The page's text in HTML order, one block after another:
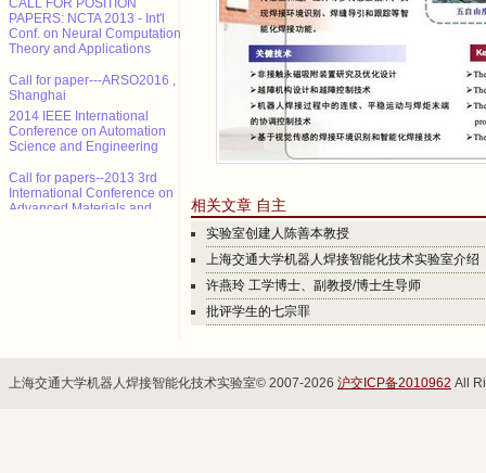
PAPERS: NCTA 2013 - Int'l
Conf. on Neural Computation
Theory and Applications
Shanghai
2014 IEEE International
Conference on Automation
Science and Engineering
International Conference on
Advanced Materials and
Information Technology
PAPERS: NCTA 2013 - Int'l
相关文章 自主
实验室创建人陈善本教授
上海交通大学机器人焊接智能化技术实验室介绍
许燕玲 工学博士、副教授/博士生导师
批评学生的七宗罪
上海交通大学机器人焊接智能化技术实验室© 2007-2026 沪交ICP备2010962 All